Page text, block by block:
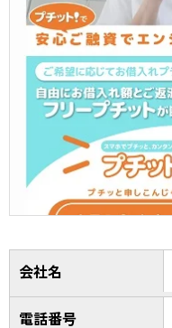
会社名
電話番号